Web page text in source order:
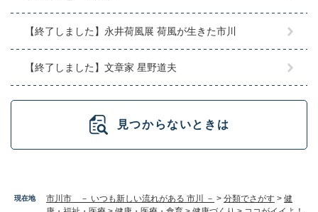
現在地 市川市 － いつも新しい流れがある 市川 － > 分類でさがす > 健
【終了しました】永井荷風展 荷風が生きた市川
【終了しました】文章家 星野道夫
見つからないときは